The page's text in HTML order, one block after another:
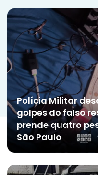
Polícia Militar
golpes do falso
prende quatro
São Paulo